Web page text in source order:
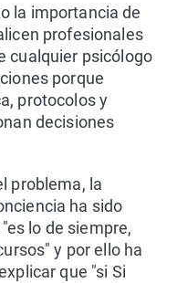
la importancia de
profesionales
cualquier psicólogo
porque
protocolos y
decisiones
problema, la
ha sido
lo de siempre,
y por ello ha
que "si Si